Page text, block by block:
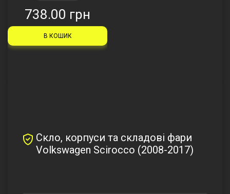
738.00 грн
В КОШИК
Скло, корпуси та складові фари
Volkswagen Scirocco (2008-2017)